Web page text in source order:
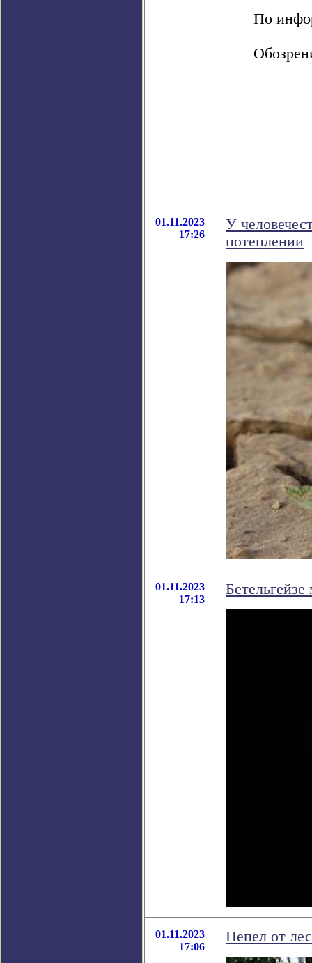
По
01.11.2023
17:26
У
потеплении
01.11.2023
17:13
01.11.2023
17:06
Пепел от